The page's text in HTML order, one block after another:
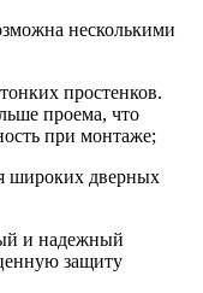
несколькими
простенков.
проема, что
при монтаже;
широких дверных
и надежный
защиту